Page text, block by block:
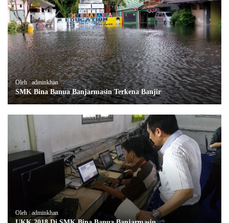
Oleh : adminkhan
SMK Bina Banua Banjarmasin Terkena Banjir
Oleh : adminkhan